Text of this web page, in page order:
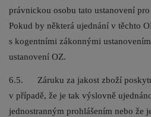
právnickou osobu tato ustanovení
Pokud by některá ujednání v těchto
s kogentními zákonnými
ustanovení OZ.
6.5. Záruku za jakost zboží
v případě, že je tak výslovně
jednostranným prohlášením nebo že